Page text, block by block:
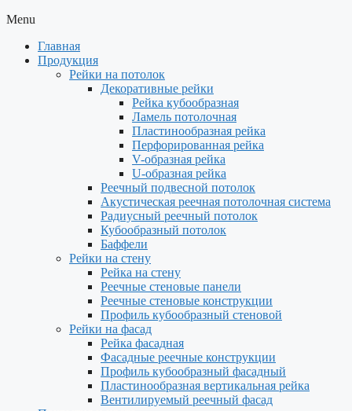
Menu
Главная
Продукция
Рейки на потолок
Декоративные рейки
Рейка кубообразная
Ламель потолочная
Пластинообразная рейка
Перфорированная рейка
V-образная рейка
U-образная рейка
Реечный подвесной потолок
Акустическая реечная потолочная система
Радиусный реечный потолок
Кубообразный потолок
Баффели
Рейки на стену
Рейка на стену
Реечные стеновые панели
Реечные стеновые конструкции
Профиль кубообразный стеновой
Рейки на фасад
Рейка фасадная
Фасадные реечные конструкции
Профиль кубообразный фасадный
Пластинообразная вертикальная рейка
Вентилируемый реечный фасад